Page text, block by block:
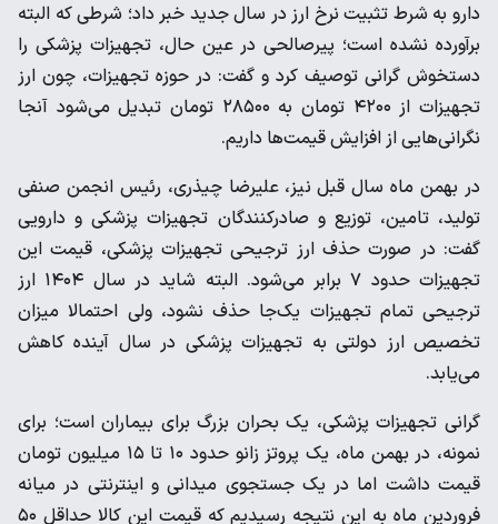
دارو به شرط تثبیت نرخ ارز در سال جدید خبر داد؛ شرطی که البته
برآورده نشده است؛ پیرصالحی در عین حال، تجهیزات پزشکی را
دستخوش گرانی توصیف کرد و گفت: در حوزه تجهیزات، چون ارز
تجهیزات از ۴۲۰۰ تومان به ۲۸۵۰۰ تومان تبدیل می‌شود آنجا
نگرانی‌هایی از افزایش قیمت‌ها داریم.
در بهمن ماه سال قبل نیز، علیرضا چیذری، رئیس انجمن صنفی
تولید، تامین، توزیع و صادرکنندگان تجهیزات پزشکی و دارویی
گفت: در صورت حذف ارز ترجیحی تجهیزات پزشکی، قیمت این
تجهیزات حدود ۷ برابر می‌شود. البته شاید در سال ۱۴۰۴ ارز
ترجیحی تمام تجهیزات یک‌جا حذف نشود، ولی احتمالا میزان
تخصیص ارز دولتی به تجهیزات پزشکی در سال آینده کاهش
می‌یابد.
گرانی تجهیزات پزشکی، یک بحران بزرگ برای بیماران است؛ برای
نمونه، در بهمن ماه، یک پروتز زانو حدود ۱۰ تا ۱۵ میلیون تومان
قیمت داشت اما در یک جستجوی میدانی و اینترنتی در میانه
فروردین ماه به این نتیجه رسیدیم که قیمت این کالا حداقل ۵۰